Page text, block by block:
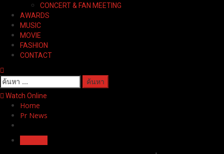
CONCERT & FAN MEETING
AWARDS
MUSIC
MOVIE
FASHION
CONTACT
ค้นหา
สำหรับ:
Watch Online
Home
Pr News